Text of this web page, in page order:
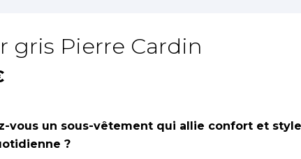
gris Pierre Cardin
vous un sous-vêtement qui allie confort et
?